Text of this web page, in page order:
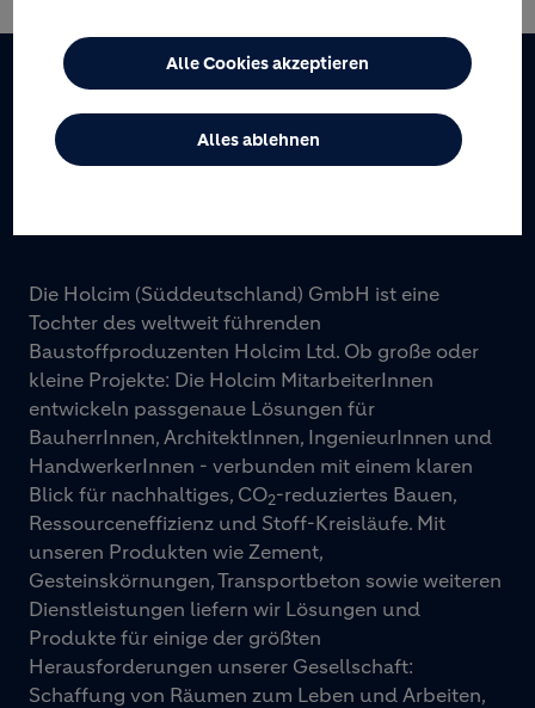
Footer
Die Holcim (Süddeutschland) GmbH ist eine
Tochter des weltweit führenden
Baustoffproduzenten Holcim Ltd. Ob große oder
kleine Projekte: Die Holcim MitarbeiterInnen
entwickeln passgenaue Lösungen für
BauherrInnen, ArchitektInnen, IngenieurInnen und
HandwerkerInnen - verbunden mit einem klaren
Blick für nachhaltiges, CO2-reduziertes Bauen,
Ressourceneffizienz und Stoff-Kreisläufe. Mit
unseren Produkten wie Zement,
Gesteinskörnungen, Transportbeton sowie weiteren
Dienstleistungen liefern wir Lösungen und
Produkte für einige der größten
Herausforderungen unserer Gesellschaft:
Schaffung von Räumen zum Leben und Arbeiten,
Alle Cookies akzeptieren
Alles ablehnen